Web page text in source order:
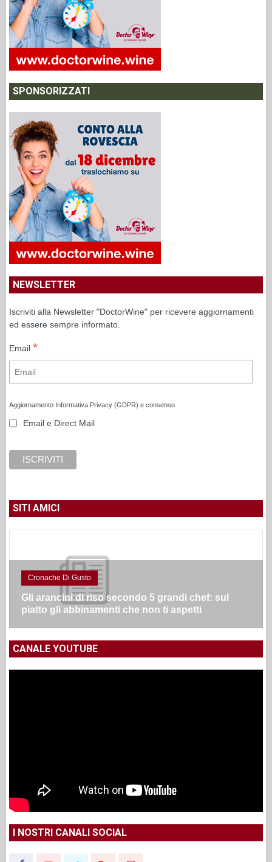
SPONSORIZZATI
NEWSLETTER
Iscriviti alla Newsletter "DoctorWine" per ricevere aggiornamenti
ed essere sempre informato.
Email *
Aggiornamento Informativa Privacy (GDPR) e consenso
Email e Direct Mail
SITI AMICI
Cronache Di Gusto
Gli arancini di riso secondo 5 grandi chef: sul
piatto gli abbinamenti che non ti aspetti
CANALE YOUTUBE
I NOSTRI CANALI SOCIAL